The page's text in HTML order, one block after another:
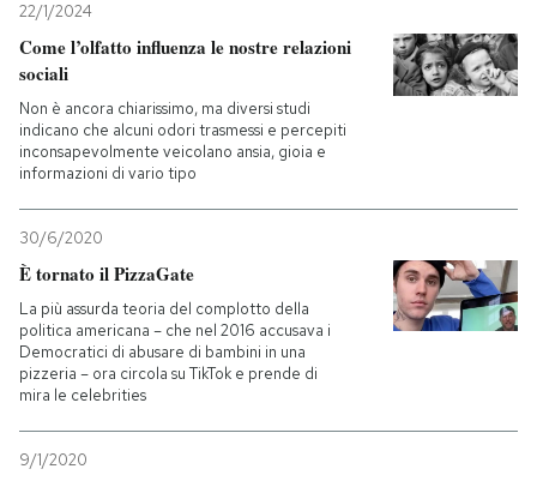
22/1/2024
Come l’olfatto influenza le nostre relazioni
sociali
Non è ancora chiarissimo, ma diversi studi
indicano che alcuni odori trasmessi e percepiti
inconsapevolmente veicolano ansia, gioia e
informazioni di vario tipo
30/6/2020
È tornato il PizzaGate
La più assurda teoria del complotto della
politica americana – che nel 2016 accusava i
Democratici di abusare di bambini in una
pizzeria – ora circola su TikTok e prende di
mira le celebrities
9/1/2020